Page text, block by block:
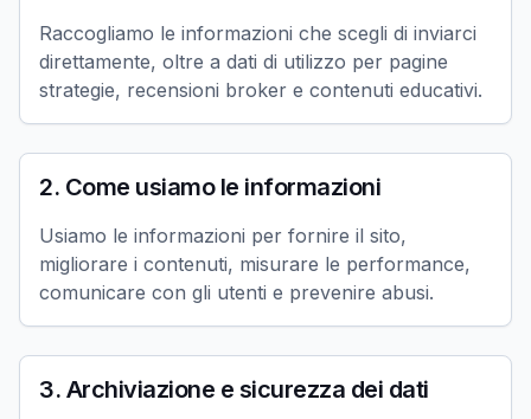
Raccogliamo le informazioni che scegli di inviarci
direttamente, oltre a dati di utilizzo per pagine
strategie, recensioni broker e contenuti educativi.
2. Come usiamo le informazioni
Usiamo le informazioni per fornire il sito,
migliorare i contenuti, misurare le performance,
comunicare con gli utenti e prevenire abusi.
3. Archiviazione e sicurezza dei dati